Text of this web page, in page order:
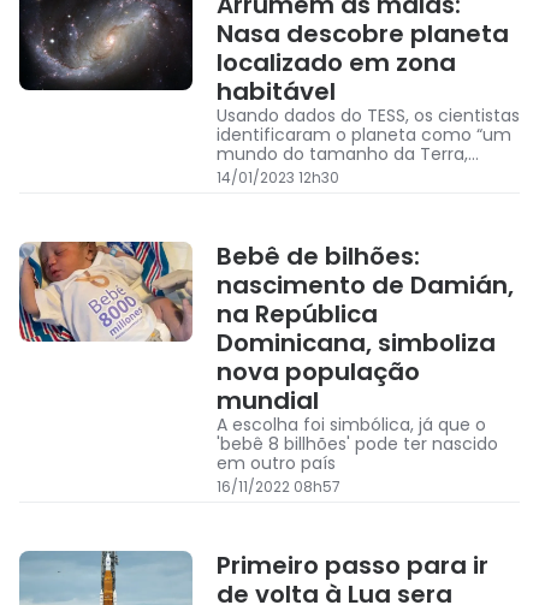
Nasa descobre planeta
localizado em zona
habitável
Usando dados do TESS, os cientistas
identificaram o planeta como “um
mundo do tamanho da Terra,
orbitando dentro da zona habitável
de sua estrela”
14/01/2023 12h30
Bebê de bilhões:
nascimento de Damián,
na República
Dominicana, simboliza
nova população
mundial
A escolha foi simbólica, já que o
'bebê 8 billhões' pode ter nascido
em outro país
16/11/2022 08h57
Primeiro passo para ir
de volta à Lua sera